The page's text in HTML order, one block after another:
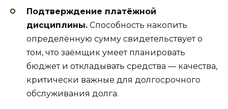
Подтверждение платёжной
дисциплины. Способность накопить
определённую сумму свидетельствует о
том, что заёмщик умеет планировать
бюджет и откладывать средства — качества,
критически важные для долгосрочного
обслуживания долга.